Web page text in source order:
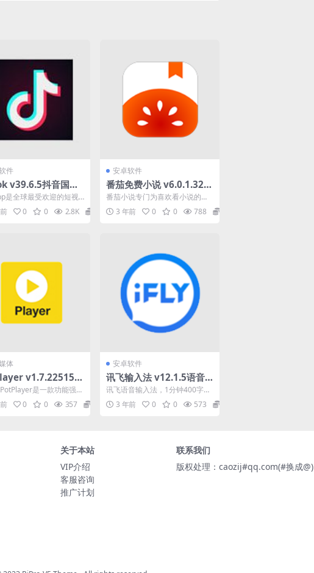
件
v39.6.5抖音国际
视封锁和下载限
拔卡
是全球最受欢迎的短视
抖音海外版TikTok横扫
量常居榜...
0 0 2.8K
安卓软件
番茄免费小说 v6.0.1.32
抖音旗下阅读产品，海量
正版小说，解锁高级版
番茄小说专门为喜欢看小说的小
伙伴准备的好用的免费小说app
软件，你能免费看到自己...
3 年前 0 0 788
体
v1.7.22515.0
播放器中文便携式
是一款功能强大
媒体影音播放器，被誉
0 0 357
安卓软件
讯飞输入法 v12.1.5语音
输入带你飞，小米提取
版，纯净去限制
讯飞语音输入法，1分钟400字，
语音输入带你飞！讯飞语音输入
法，AI语音精准识别...
3 年前 0 0 573
关于本站
VIP介绍
客服咨询
推广计划
联系我们
版权处理：caozij#qq.com(#换成@)